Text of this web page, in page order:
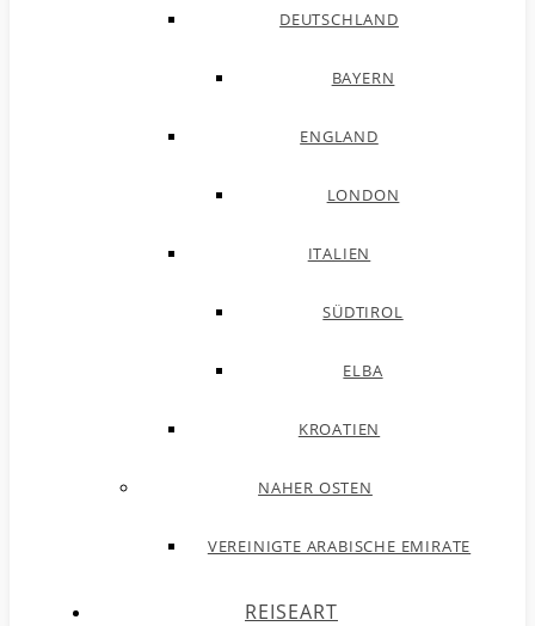
DEUTSCHLAND
BAYERN
ENGLAND
LONDON
ITALIEN
SÜDTIROL
ELBA
KROATIEN
NAHER OSTEN
VEREINIGTE ARABISCHE EMIRATE
REISEART